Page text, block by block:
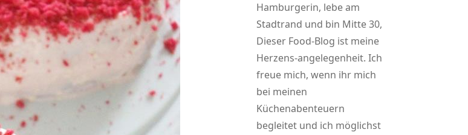
Hamburgerin, lebe am
Stadtrand und bin Mitte 30,
Dieser Food-Blog ist meine
Herzens-angelegenheit. Ich
freue mich, wenn ihr mich
bei meinen
Küchenabenteuern
begleitet und ich möglichst